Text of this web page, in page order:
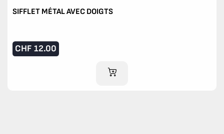
SIFFLET MÉTAL AVEC DOIGTS
CHF 12.00
AJOUTER AU PANIER